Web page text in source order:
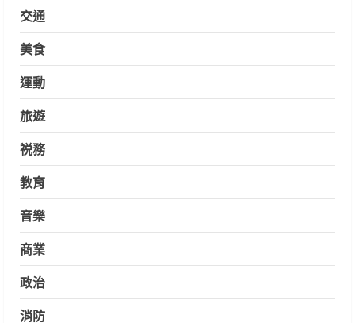
交通
美食
運動
旅遊
祱務
教育
音樂
商業
政治
消防